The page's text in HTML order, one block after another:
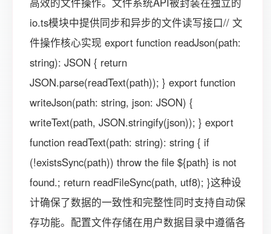
io.ts模块中提供同步和异步的文件读写接口// 文
件操作核心实现 export function readJson(path:
string): JSON { return
JSON.parse(readText(path)); } export function
writeJson(path: string, json: JSON) {
writeText(path, JSON.stringify(json)); } export
function readText(path: string): string { if
(!existsSync(path)) throw the file ${path} is not
found.; return readFileSync(path, utf8); }这种设
计确保了数据的一致性和完整性同时支持自动保
存功能。配置文件存储在用户数据目录中遵循各